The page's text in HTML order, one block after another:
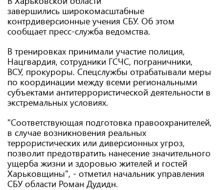
завершились широкомасштабные
контрдиверсионные учения СБУ. Об этом
сообщает пресс-служба ведомства.
В тренировках принимали участие полиция,
Нацгвардия, сотрудники ГСЧС, пограничники,
ВСУ, прокуроры. Спецслужбы отрабатывали меры
по координации между всеми региональными
субъектами антитеррористической деятельности в
экстремальных условиях.
"Соответствующая подготовка правоохранителей,
в случае возникновения реальных
террористических или диверсионных угроз,
позволит предотвратить нанесение значительного
ущерба жизни и здоровью жителей и гостей
Харьковщины", - отметил начальник управления
СБУ области Роман Дудидн.